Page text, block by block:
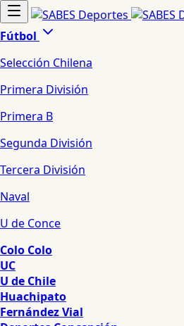
Fútbol
Selección Chilena
Primera División
Primera B
Segunda División
Tercera División
Naval
U de Conce
Colo Colo
UC
U de Chile
Huachipato
Fernández Vial